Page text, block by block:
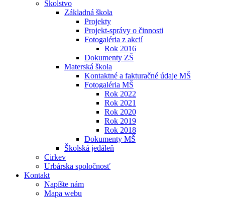
Školstvo
Základná škola
Projekty
Projekt-správy o činnosti
Fotogaléria z akcií
Rok 2016
Dokumenty ZŠ
Materská škola
Kontaktné a fakturačné údaje MŠ
Fotogaléria MŠ
Rok 2022
Rok 2021
Rok 2020
Rok 2019
Rok 2018
Dokumenty MŠ
Školská jedáleň
Cirkev
Urbárska spoločnosť
Kontakt
Napíšte nám
Mapa webu